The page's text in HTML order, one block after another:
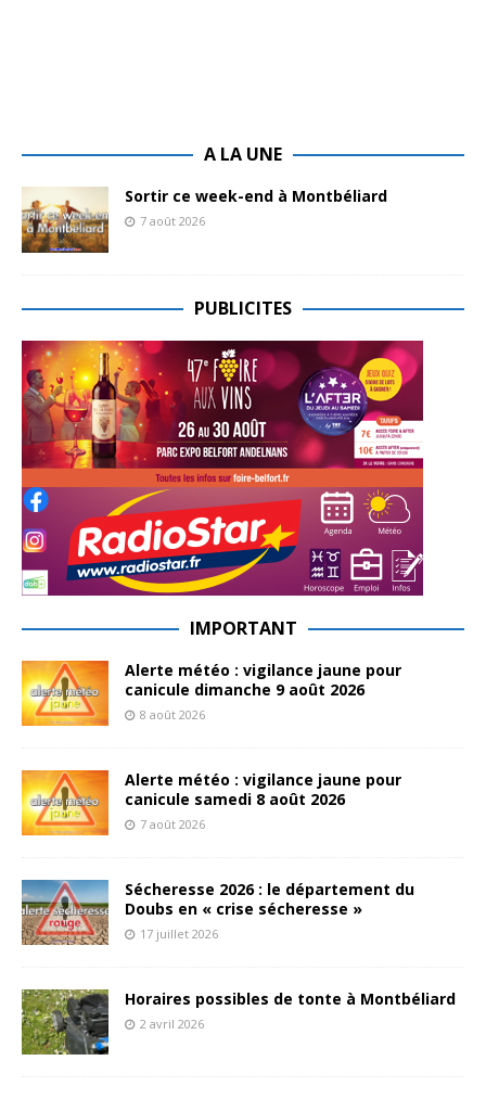
A LA UNE
Sortir ce week-end à Montbéliard
7 août 2026
PUBLICITES
IMPORTANT
Alerte météo : vigilance jaune pour
canicule dimanche 9 août 2026
8 août 2026
Alerte météo : vigilance jaune pour
canicule samedi 8 août 2026
7 août 2026
Sécheresse 2026 : le département du
Doubs en « crise sécheresse »
17 juillet 2026
Horaires possibles de tonte à Montbéliard
2 avril 2026